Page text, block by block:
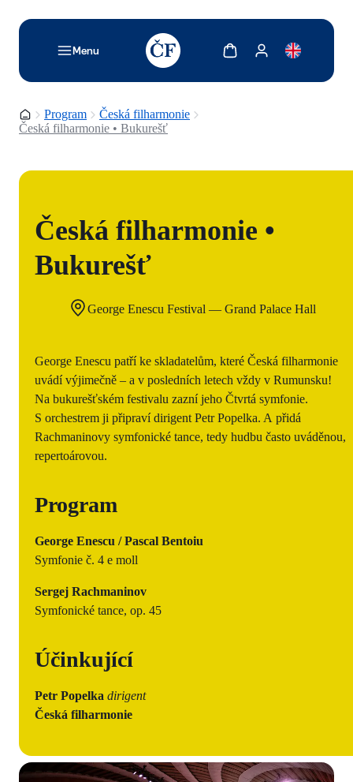
Menu
TODO: Add description for reader
Zobrazit košíkZobrazit můj účet
Domovská stránka
Program
Česká filharmonie
Česká filharmonie • Bukurešť
Česká filharmonie •
Bukurešť
George Enescu Festival — Grand Palace Hall
George Enescu patří ke skladatelům, které Česká filharmonie
uvádí výjimečně – a v posledních letech vždy v Rumunsku!
Na bukurešťském festivalu zazní jeho Čtvrtá symfonie.
S orchestrem ji připraví dirigent Petr Popelka. A přidá
Rachmaninovy symfonické tance, tedy hudbu často uváděnou,
repertoárovou.
Program
George Enescu / Pascal Bentoiu
Symfonie č. 4 e moll
Sergej Rachmaninov
Symfonické tance, op. 45
Účinkující
Petr Popelka dirigent
Česká filharmonie